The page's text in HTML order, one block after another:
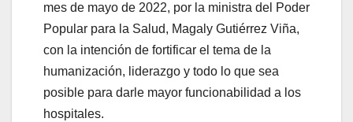
mes de mayo de 2022, por la ministra del Poder
Popular para la Salud, Magaly Gutiérrez Viña,
con la intención de fortificar el tema de la
humanización, liderazgo y todo lo que sea
posible para darle mayor funcionabilidad a los
hospitales.